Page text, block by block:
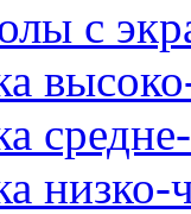
с
низко-